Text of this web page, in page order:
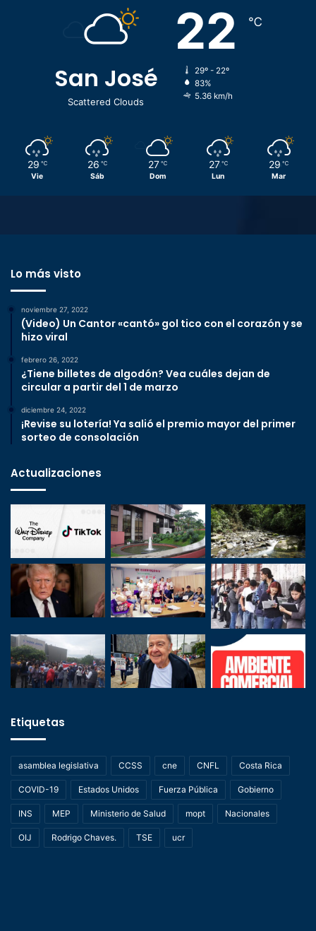
San José
Scattered Clouds
22 ℃
29º - 22º
83%
5.36 km/h
29 ℃
Vie
26 ℃
Sáb
27 ℃
Dom
27 ℃
Lun
29 ℃
Mar
Lo más visto
noviembre 27, 2022
(Video) Un Cantor «cantó» gol tico con el corazón y se
hizo viral
febrero 26, 2022
¿Tiene billetes de algodón? Vea cuáles dejan de
circular a partir del 1 de marzo
diciembre 24, 2022
¡Revise su lotería! Ya salió el premio mayor del primer
sorteo de consolación
Actualizaciones
Etiquetas
asamblea legislativa CCSS cne CNFL Costa Rica
COVID-19 Estados Unidos Fuerza Pública Gobierno
INS MEP Ministerio de Salud mopt Nacionales
OIJ Rodrigo Chaves. TSE ucr